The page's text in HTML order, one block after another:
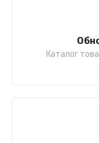
Каталог